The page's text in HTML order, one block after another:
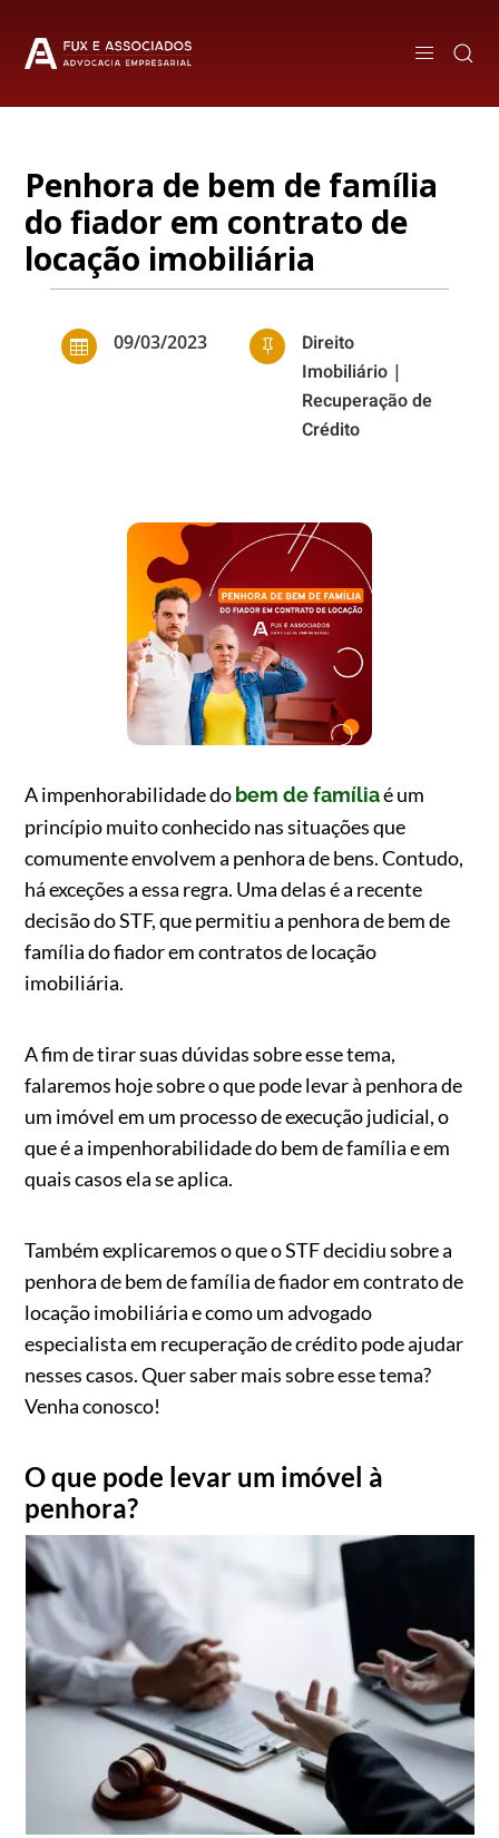
Penhora de bem de família
do fiador em contrato de
locação imobiliária
 09/03/2023 
Direito
Imobiliário |
Recuperação de
Crédito
A impenhorabilidade do bem de famíliaé um
princípio muito conhecido nas situações que
comumente envolvem a penhora de bens. Contudo,
há exceções a essa regra. Uma delas é a recente
decisão do STF, que permitiu a penhora de bem de
família do fiador em contratos de locação
imobiliária.
A fim de tirar suas dúvidas sobre esse tema,
falaremos hoje sobre o que pode levar à penhora de
um imóvel em um processo de execução judicial, o
que é a impenhorabilidade do bem de família e em
quais casos ela se aplica.
Também explicaremos o que o STF decidiu sobre a
penhora de bem de família de fiador em contrato de
locação imobiliária e como um advogado
especialista em recuperação de crédito pode ajudar
nesses casos. Quer saber mais sobre esse tema?
Venha conosco!
O que pode levar um imóvel à
penhora?